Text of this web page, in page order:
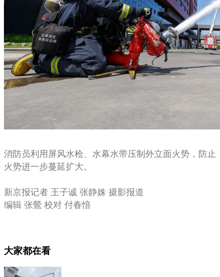
消防员利用屏风水枪、水幕水带压制外立面火势，防止
火势进一步蔓延扩大。
新京报记者 王子诚 张静姝 摄影报道
编辑 张鶯 校对 付春愔
大家都在看